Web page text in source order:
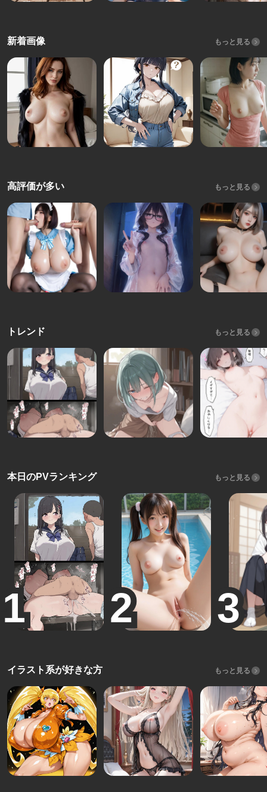
新着画像 もっと見る
高評価が多い もっと見る
トレンド もっと見る
本日のPVランキング もっと見る
イラスト系が好きな方 もっと見る